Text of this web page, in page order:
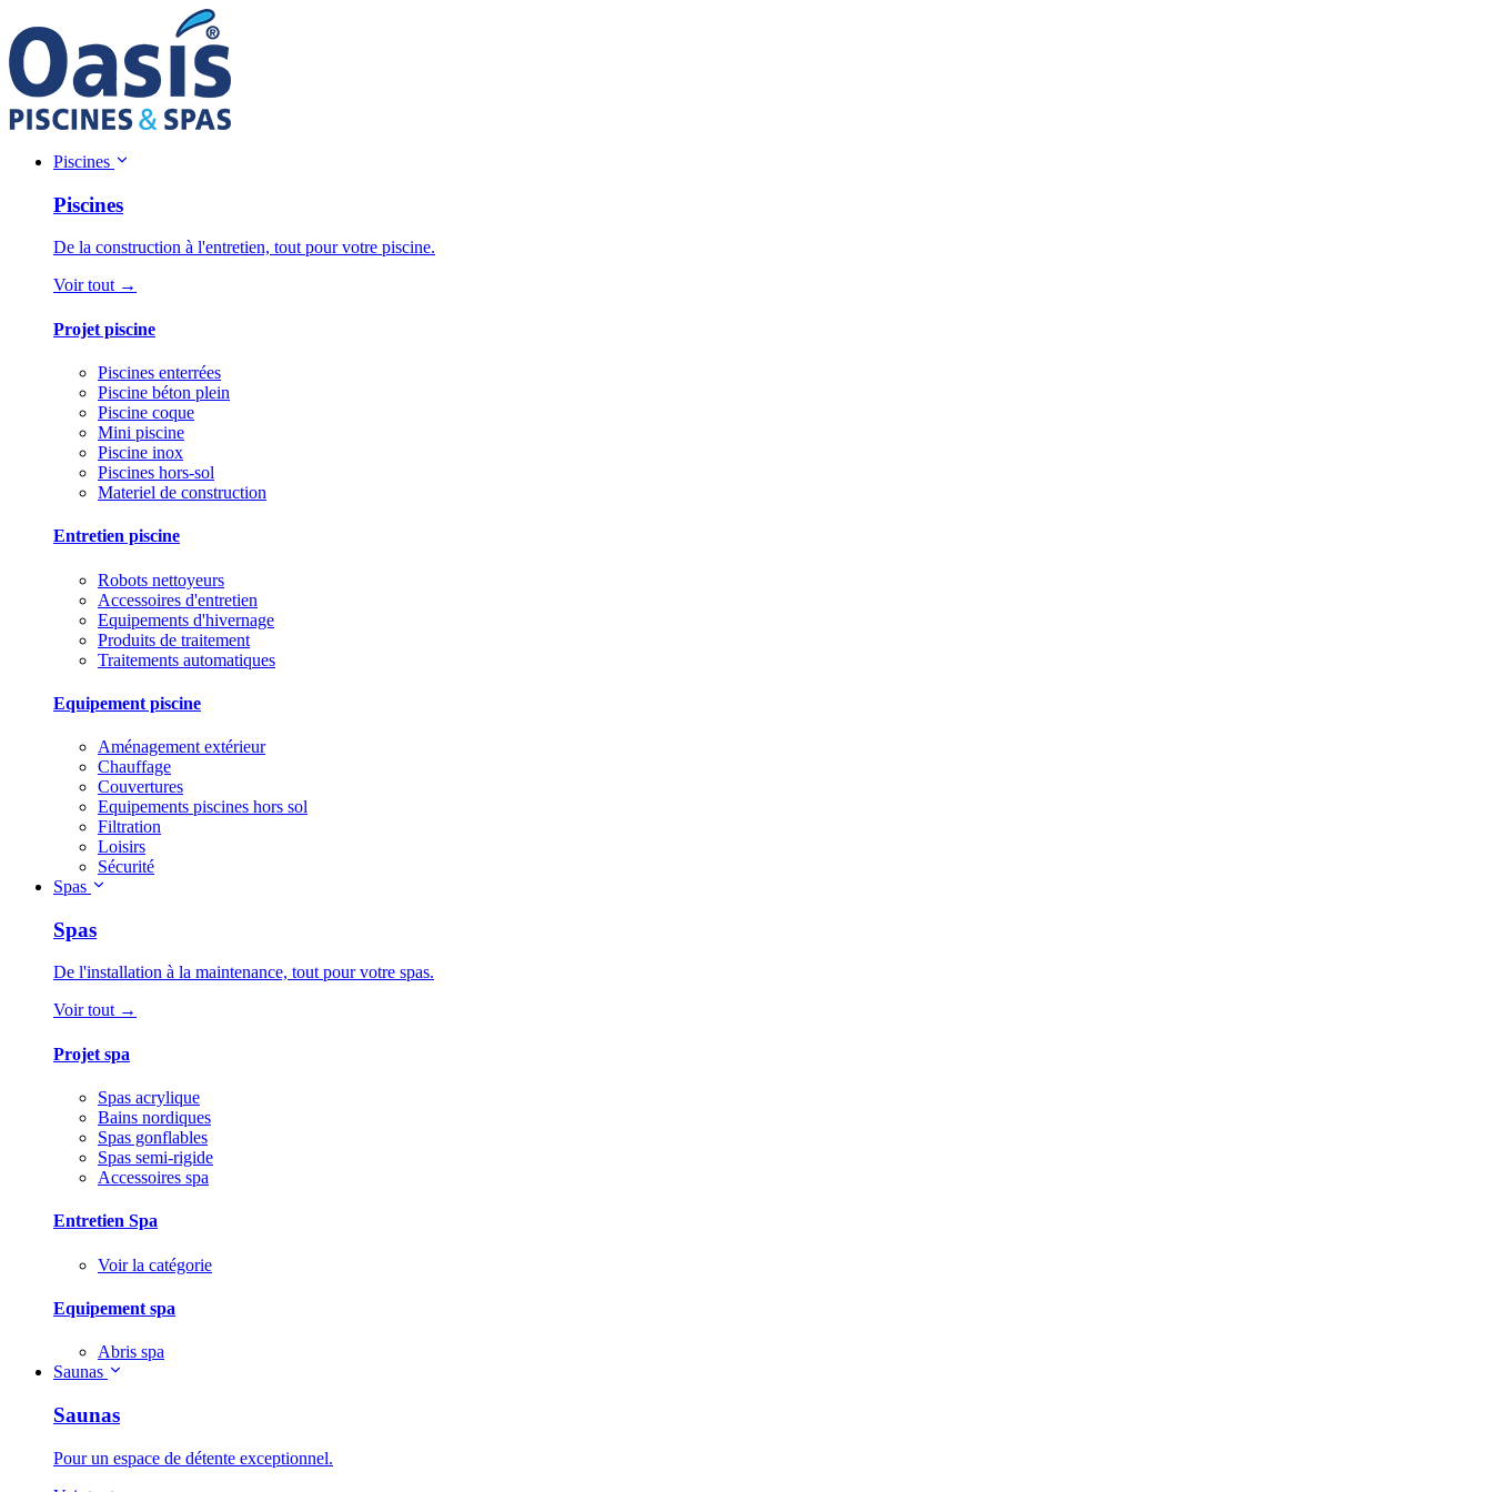
Piscines
Piscines
De la construction à l'entretien, tout pour votre piscine.
Voir tout →
Projet piscine
Piscines enterrées
Piscine béton plein
Piscine coque
Mini piscine
Piscine inox
Piscines hors-sol
Materiel de construction
Entretien piscine
Robots nettoyeurs
Accessoires d'entretien
Equipements d'hivernage
Produits de traitement
Traitements automatiques
Equipement piscine
Aménagement extérieur
Chauffage
Couvertures
Equipements piscines hors sol
Filtration
Loisirs
Sécurité
Spas
Spas
De l'installation à la maintenance, tout pour votre spas.
Voir tout →
Projet spa
Spas acrylique
Bains nordiques
Spas gonflables
Spas semi-rigide
Accessoires spa
Entretien Spa
Voir la catégorie
Equipement spa
Abris spa
Saunas
Saunas
Pour un espace de détente exceptionnel.